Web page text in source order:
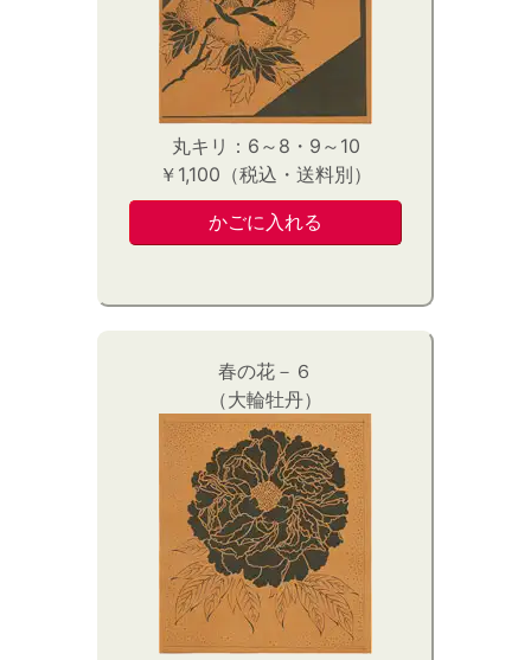
丸キリ：6～8・9～10
￥1,100（税込・送料別）
春の花－６
（大輪牡丹）